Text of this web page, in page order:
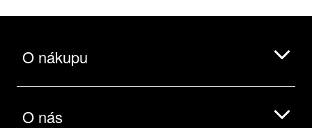
O nákupu
O nás